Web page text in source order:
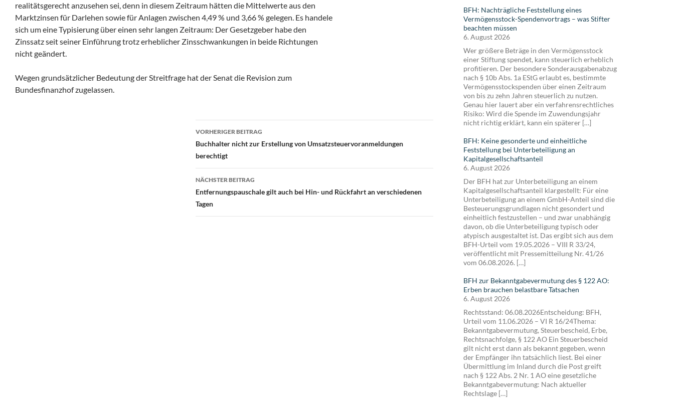
realitätsgerecht anzusehen sei, denn in diesem Zeitraum hätten die Mittelwerte aus den
Marktzinsen für Darlehen sowie für Anlagen zwischen 4,49 % und 3,66 % gelegen. Es handele
sich um eine Typisierung über einen sehr langen Zeitraum: Der Gesetzgeber habe den
Zinssatz seit seiner Einführung trotz erheblicher Zinsschwankungen in beide Richtungen
nicht geändert.
Wegen grundsätzlicher Bedeutung der Streitfrage hat der Senat die Revision zum
Bundesfinanzhof zugelassen.
Beitragsnavigation
VORHERIGER BEITRAG
Buchhalter nicht zur Erstellung von Umsatzsteuervoranmeldungen
berechtigt
NÄCHSTER BEITRAG
Entfernungspauschale gilt auch bei Hin- und Rückfahrt an verschiedenen
Tagen
BFH: Nachträgliche Feststellung eines
Vermögensstock-Spendenvortrags – was Stifter
beachten müssen
6. August 2026
Wer größere Beträge in den Vermögensstock
einer Stiftung spendet, kann steuerlich erheblich
profitieren. Der besondere Sonderausgabenabzug
nach § 10b Abs. 1a EStG erlaubt es, bestimmte
Vermögensstockspenden über einen Zeitraum
von bis zu zehn Jahren steuerlich zu nutzen.
Genau hier lauert aber ein verfahrensrechtliches
Risiko: Wird die Spende im Zuwendungsjahr
nicht richtig erklärt, kann ein späterer […]
BFH: Keine gesonderte und einheitliche
Feststellung bei Unterbeteiligung an
Kapitalgesellschaftsanteil
6. August 2026
Der BFH hat zur Unterbeteiligung an einem
Kapitalgesellschaftsanteil klargestellt: Für eine
Unterbeteiligung an einem GmbH-Anteil sind die
Besteuerungsgrundlagen nicht gesondert und
einheitlich festzustellen – und zwar unabhängig
davon, ob die Unterbeteiligung typisch oder
atypisch ausgestaltet ist. Das ergibt sich aus dem
BFH-Urteil vom 19.05.2026 – VIII R 33/24,
veröffentlicht mit Pressemitteilung Nr. 41/26
vom 06.08.2026. […]
BFH zur Bekanntgabevermutung des § 122 AO:
Erben brauchen belastbare Tatsachen
6. August 2026
Rechtsstand: 06.08.2026Entscheidung: BFH,
Urteil vom 11.06.2026 – VI R 16/24Thema:
Bekanntgabevermutung, Steuerbescheid, Erbe,
Rechtsnachfolge, § 122 AO Ein Steuerbescheid
gilt nicht erst dann als bekannt gegeben, wenn
der Empfänger ihn tatsächlich liest. Bei einer
Übermittlung im Inland durch die Post greift
nach § 122 Abs. 2 Nr. 1 AO eine gesetzliche
Bekanntgabevermutung: Nach aktueller
Rechtslage […]